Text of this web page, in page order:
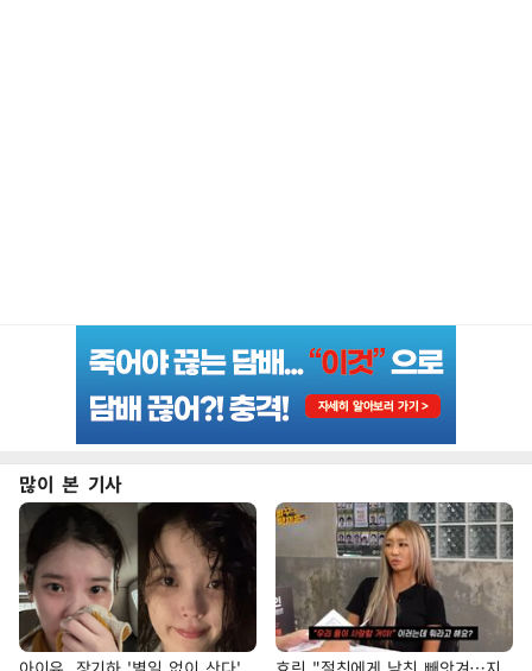
많이 본 기사